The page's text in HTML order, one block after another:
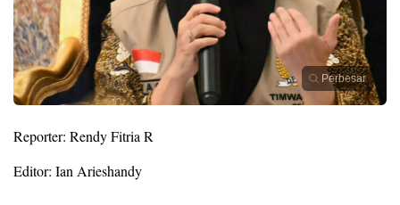
Perbesar
Reporter: Rendy Fitria R
Editor: Ian Arieshandy